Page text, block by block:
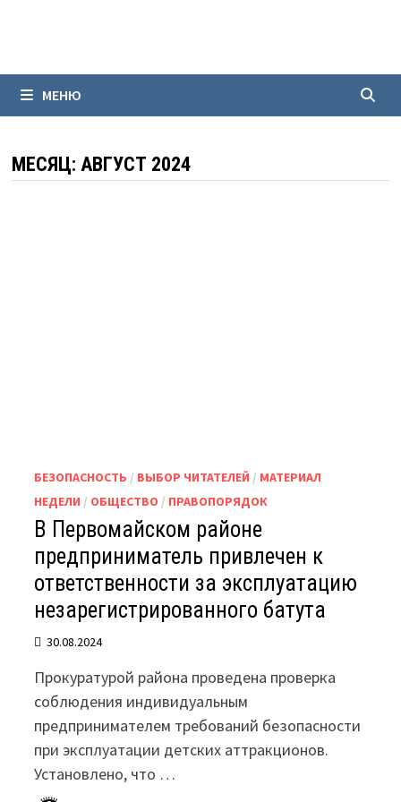
МЕНЮ
МЕСЯЦ:АВГУСТ 2024
БЕЗОПАСНОСТЬ / ВЫБОР ЧИТАТЕЛЕЙ / МАТЕРИАЛ
НЕДЕЛИ / ОБЩЕСТВО / ПРАВОПОРЯДОК
В Первомайском районе
предприниматель привлечен к
ответственности за эксплуатацию
незарегистрированного батута
30.08.2024
Прокуратурой района проведена проверка
соблюдения индивидуальным
предпринимателем требований безопасности
при эксплуатации детских аттракционов.
Установлено, что …